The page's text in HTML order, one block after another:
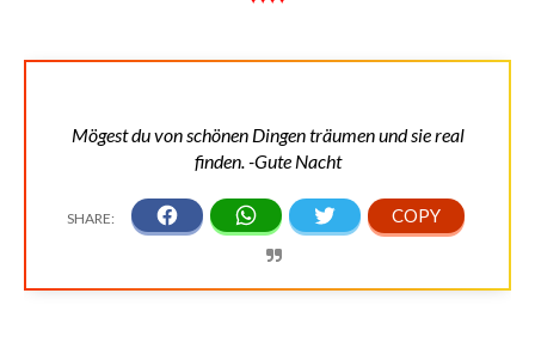
Mögest du von schönen Dingen träumen und sie real
finden. -Gute Nacht